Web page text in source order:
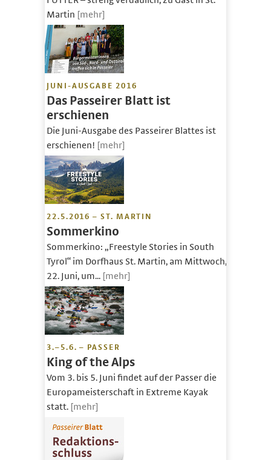
Martin [mehr]
JUNI-AUSGABE 2016
Das Passeirer Blatt ist
erschienen
Die Juni-Ausgabe des Passeirer Blattes ist
erschienen! [mehr]
22.5.2016 – ST. MARTIN
Sommerkino
Sommerkino: „Freestyle Stories in South
Tyrol“ im Dorfhaus St. Martin, am Mittwoch,
22. Juni, um... [mehr]
3.–5.6. – PASSER
King of the Alps
Vom 3. bis 5. Juni findet auf der Passer die
Europameisterschaft in Extreme Kayak
statt. [mehr]